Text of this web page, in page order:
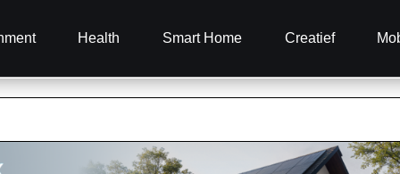
Health Smart Home Creatief